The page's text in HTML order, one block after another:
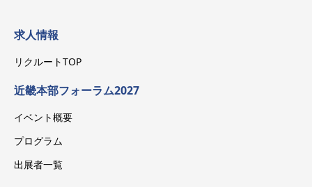
求人情報
リクルートTOP
近畿本部フォーラム2027
イベント概要
プログラム
出展者一覧